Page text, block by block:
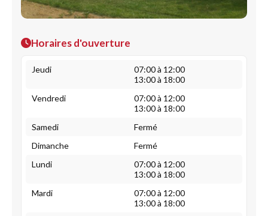
Horaires d'ouverture
Jeudi
07:00 à 12:00
13:00 à 18:00
Vendredi
07:00 à 12:00
13:00 à 18:00
Samedi
Fermé
Dimanche
Fermé
Lundi
07:00 à 12:00
13:00 à 18:00
Mardi
07:00 à 12:00
13:00 à 18:00